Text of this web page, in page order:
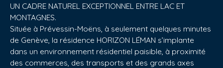
UN CADRE NATUREL EXCEPTIONNEL ENTRE LAC ET
MONTAGNES.
Située à Prévessin-Moëns, à seulement quelques minutes
de Genève, la résidence HORIZON LÉMAN s’implante
dans un environnement résidentiel paisible, à proximité
des commerces, des transports et des grands axes